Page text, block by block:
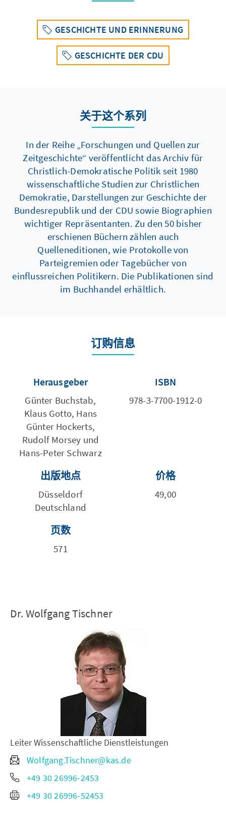
GESCHICHTE UND ERINNERUNG
GESCHICHTE DER CDU
关于这个系列
In der Reihe „Forschungen und Quellen zur
Zeitgeschichte“ veröffentlicht das Archiv für
Christlich-Demokratische Politik seit 1980
wissenschaftliche Studien zur Christlichen
Demokratie, Darstellungen zur Geschichte der
Bundesrepublik und der CDU sowie Biographien
wichtiger Repräsentanten. Zu den 50 bisher
erschienen Büchern zählen auch
Quelleneditionen, wie Protokolle von
Parteigremien oder Tagebücher von
einflussreichen Politikern. Die Publikationen sind
im Buchhandel erhältlich.
订购信息
Herausgeber
Günter Buchstab,
Klaus Gotto, Hans
Günter Hockerts,
Rudolf Morsey und
Hans-Peter Schwarz
ISBN
978-3-7700-1912-0
出版地点
Düsseldorf
Deutschland
价格
49,00
页数
571
Dr. Wolfgang Tischner
Leiter Wissenschaftliche Dienstleistungen
Wolfgang.Tischner@kas.de
+49 30 26996-2453
+49 30 26996-52453